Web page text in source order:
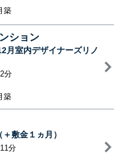
築
ション
室内デザイナーズリノ
分
築
敷金１ヵ月）
分